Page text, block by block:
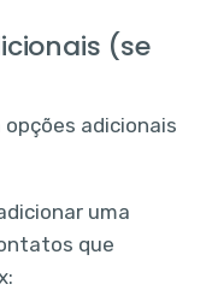
(se
adicionais
uma
que